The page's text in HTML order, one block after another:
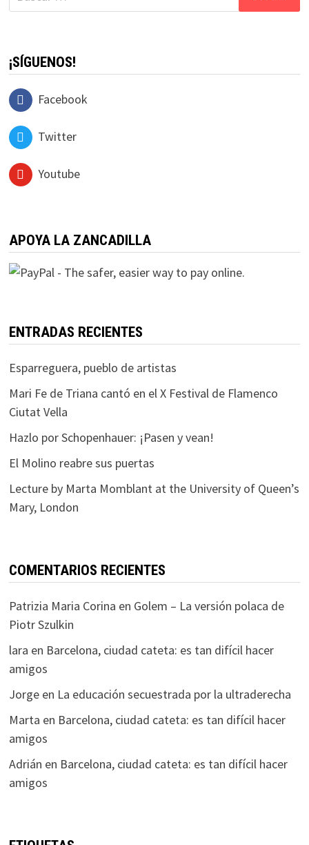
¡SÍGUENOS!
Facebook
Twitter
Youtube
APOYA LA ZANCADILLA
ENTRADAS RECIENTES
Esparreguera, pueblo de artistas
Mari Fe de Triana cantó en el X Festival de Flamenco
Ciutat Vella
Hazlo por Schopenhauer: ¡Pasen y vean!
El Molino reabre sus puertas
Lecture by Marta Momblant at the University of Queen’s
Mary, London
COMENTARIOS RECIENTES
Patrizia Maria Corina en Golem – La versión polaca de
Piotr Szulkin
lara en Barcelona, ciudad cateta: es tan difícil hacer
amigos
Jorgeen La educación secuestrada por la ultraderecha
Marta en Barcelona, ciudad cateta: es tan difícil hacer
amigos
Adrián en Barcelona, ciudad cateta: es tan difícil hacer
amigos